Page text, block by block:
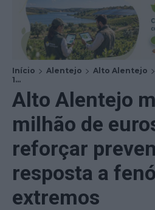
Início Alentejo Alto Alentejo
1...
Alto Alentejo
milhão de
reforçar
resposta a
extremos